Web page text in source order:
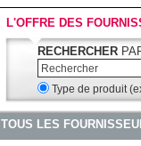
L'OFFRE DES
RECHERCHER
Type de produit
TOUS LES